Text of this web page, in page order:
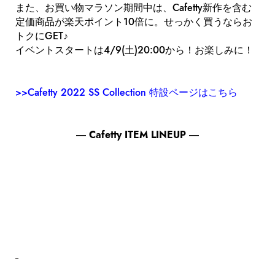
また、お買い物マラソン期間中は、Cafetty新作を含む
定価商品が楽天ポイント10倍に。せっかく買うならお
トクにGET♪
イベントスタートは4/9(土)20:00から！お楽しみに！
>>Cafetty 2022 SS Collection 特設ページはこちら
― Cafetty ITEM LINEUP ―